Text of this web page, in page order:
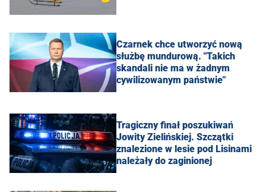
Czarnek chce utworzyć nową
służbę mundurową. "Takich
skandali nie ma w żadnym
cywilizowanym państwie"
Tragiczny finał poszukiwań
Jowity Zielińskiej. Szczątki
znalezione w lesie pod Lisinami
należały do zaginionej